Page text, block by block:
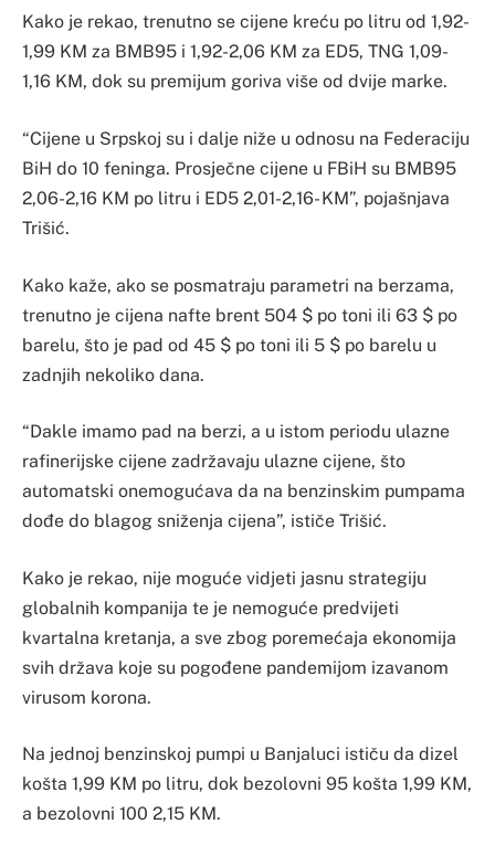
Kako je rekao, trenutno se cijene kreću po litru od 1,92-
1,99 KM za BMB95 i 1,92-2,06 KM za ED5, TNG 1,09-
1,16 KM, dok su premijum goriva više od dvije marke.
“Cijene u Srpskoj su i dalje niže u odnosu na Federaciju
BiH do 10 feninga. Prosječne cijene u FBiH su BMB95
2,06-2,16 KM po litru i ED5 2,01-2,16- KM”, pojašnjava
Trišić.
Kako kaže, ako se posmatraju parametri na berzama,
trenutno je cijena nafte brent 504 $ po toni ili 63 $ po
barelu, što je pad od 45 $ po toni ili 5 $ po barelu u
zadnjih nekoliko dana.
“Dakle imamo pad na berzi, a u istom periodu ulazne
rafinerijske cijene zadržavaju ulazne cijene, što
automatski onemogućava da na benzinskim pumpama
dođe do blagog sniženja cijena”, ističe Trišić.
Kako je rekao, nije moguće vidjeti jasnu strategiju
globalnih kompanija te je nemoguće predvijeti
kvartalna kretanja, a sve zbog poremećaja ekonomija
svih država koje su pogođene pandemijom izavanom
virusom korona.
Na jednoj benzinskoj pumpi u Banjaluci ističu da dizel
košta 1,99 KM po litru, dok bezolovni 95 košta 1,99 KM,
a bezolovni 100 2,15 KM.